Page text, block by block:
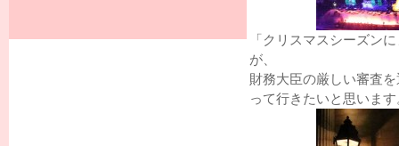
「クリスマスシーズン
が、
財務大臣の厳しい審査
って行きたいと思います